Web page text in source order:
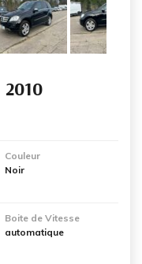
2010
Couleur
Noir
Boite de Vitesse
automatique